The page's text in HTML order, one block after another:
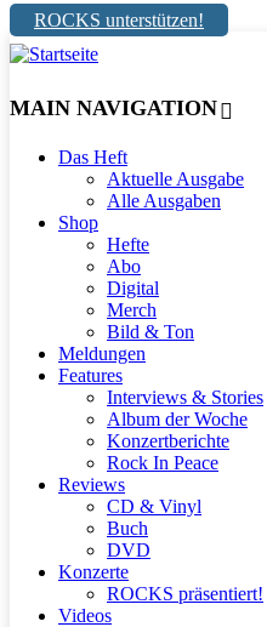
ROCKS unterstützen!
MAIN NAVIGATION
Das Heft
Aktuelle Ausgabe
Alle Ausgaben
Shop
Hefte
Abo
Digital
Merch
Bild & Ton
Meldungen
Features
Interviews & Stories
Album der Woche
Konzertberichte
Rock In Peace
Reviews
CD & Vinyl
Buch
DVD
Konzerte
ROCKS präsentiert!
Videos